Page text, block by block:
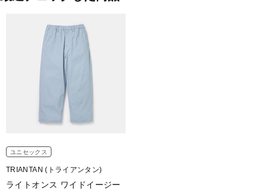
ユニセックス
TRIANTAN (トライアンタン)
ライトオンス ワイドイージー